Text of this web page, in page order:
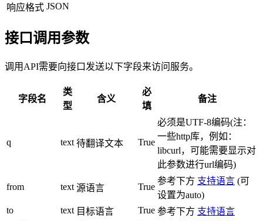
响应格式 JSON
接口调用参数
调用API需要向接口发送以下字段来访问服务。
字段名
类
型
含义
必
填
备注
q text 待翻译文本 True
必须是UTF-8编码(注：
一些http库，例如：
libcurl，可能需要显示对
此参数进行url编码)
from text 源语言 True
参考下方 支持语言 (可
设置为auto)
to
text 目标语言 True 参考下方 支持语言